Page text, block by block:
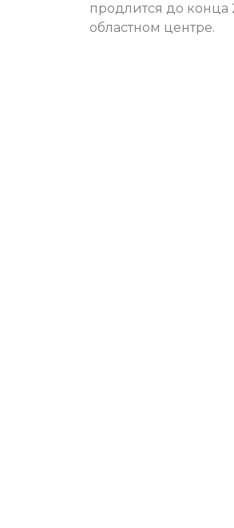
продлится до конца
областном центре.